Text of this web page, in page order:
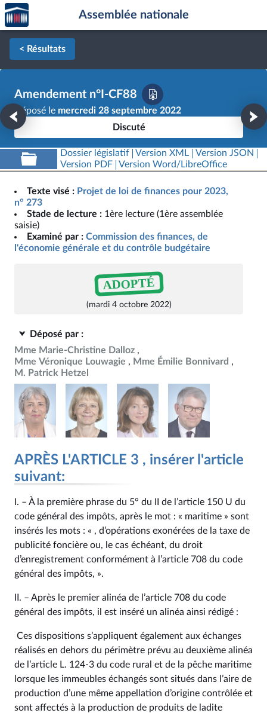
Aller au contenu
Aller en bas de la page
Accèder
à la
page
d'accueil
Assemblée nationale
< Résultats
Amendement n°I-CF88
Déposé le mercredi 28 septembre 2022
Discuté
Dossier législatif Version XML
Version JSON
Version PDF
Version Word/LibreOffice
Texte visé : Projet de loi de finances pour 2023,
n° 273
Stade de lecture : 1ère lecture (1ère assemblée
saisie)
Examiné par : Commission des finances, de
l'économie générale et du contrôle budgétaire
ADOPTÉ
(mardi 4 octobre 2022)
Déposé par :
Mme Marie-Christine Dalloz
Mme Véronique Louwagie
Mme Émilie Bonnivard
M. Patrick Hetzel
APRÈS L'ARTICLE 3 , insérer l'article
suivant:
I. – À la première phrase du 5° du II de l’article 150 U du
code général des impôts, après le mot : « maritime » sont
insérés les mots : « , d’opérations exonérées de la taxe de
publicité foncière ou, le cas échéant, du droit
d’enregistrement conformément à l’article 708 du code
général des impôts, ».
II. – Après le premier alinéa de l’article 708 du code
général des impôts, il est inséré un alinéa ainsi rédigé :
Ces dispositions s’appliquent également aux échanges
réalisés en dehors du périmètre prévu au deuxième alinéa
de l’article L. 124‑3 du code rural et de la pêche maritime
lorsque les immeubles échangés sont situés dans l’aire de
production d’une même appellation d’origine contrôlée et
sont affectés à la production de produits de ladite